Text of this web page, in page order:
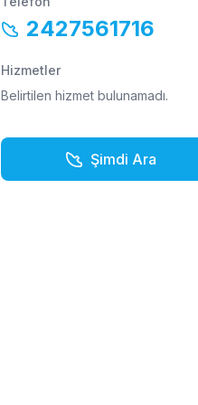
2427561716
Hizmetler
Belirtilen hizmet bulunamadı.
Şimdi Ara